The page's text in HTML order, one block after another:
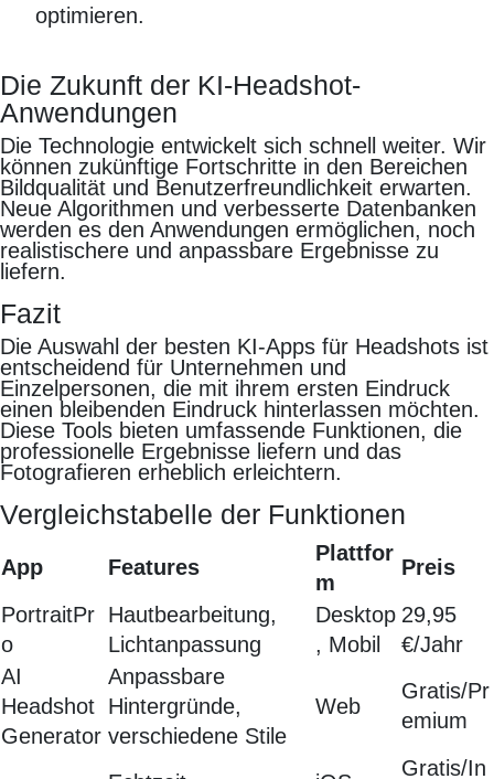
optimieren.
Die Zukunft der KI-Headshot-
Anwendungen
Die Technologie entwickelt sich schnell weiter. Wir
können zukünftige Fortschritte in den Bereichen
Bildqualität und Benutzerfreundlichkeit erwarten.
Neue Algorithmen und verbesserte Datenbanken
werden es den Anwendungen ermöglichen, noch
realistischere und anpassbare Ergebnisse zu
liefern.
Fazit
Die Auswahl der besten KI-Apps für Headshots ist
entscheidend für Unternehmen und
Einzelpersonen, die mit ihrem ersten Eindruck
einen bleibenden Eindruck hinterlassen möchten.
Diese Tools bieten umfassende Funktionen, die
professionelle Ergebnisse liefern und das
Fotografieren erheblich erleichtern.
Vergleichstabelle der Funktionen
App Features
Plattfor
m
Preis
PortraitPr
o
Hautbearbeitung,
Lichtanpassung
Desktop
, Mobil
29,95
€/Jahr
AI
Headshot
Generator
Anpassbare
Hintergründe,
verschiedene Stile
Web
Gratis/Pr
emium
Gratis/In